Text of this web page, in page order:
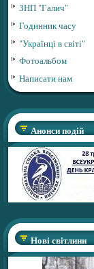
ЗНП "Галич"
Годинник часу
"Українці в світі"
Фотоальбом
Написати нам
Анонси подій
Нові світлини